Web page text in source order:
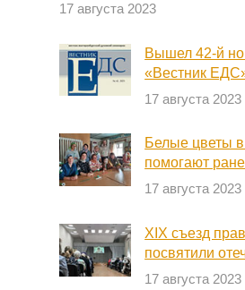
17 августа 2023
Вышел 42-й
«Вестник
17 августа 2023
Белые цветы
помогают
17 августа 2023
XIX съезд
посвятили
17 августа 2023